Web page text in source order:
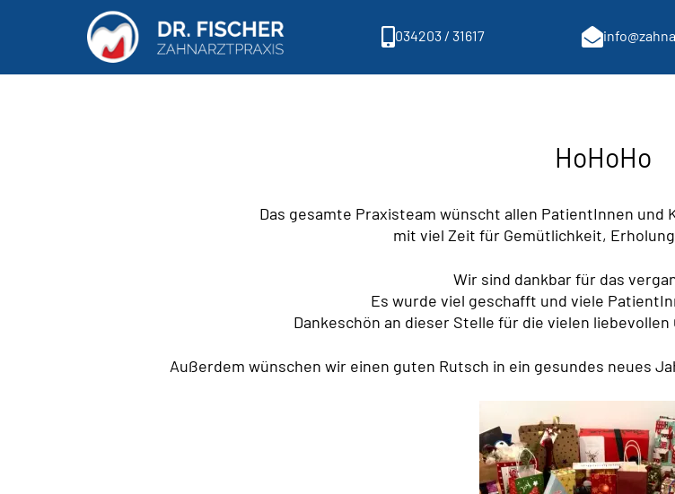
034203 / 31617
HoHoHo
Das gesamte Praxisteam wünscht allen PatientInnen und
mit viel Zeit für Gemütlichkeit,
Wir sind dankbar für das
Es wurde viel geschafft und viele
Dankeschön an dieser Stelle für die vielen
Außerdem wünschen wir einen guten Rutsch in ein gesundes neues